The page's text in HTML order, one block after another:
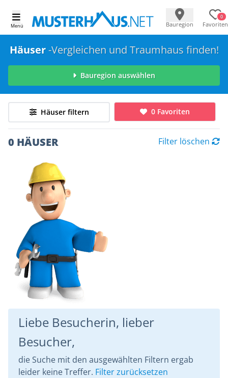
Menü Bauregion
0
Favoriten
Häuser-Vergleichen und Traumhaus finden!
Bauregion auswählen
Häuser filtern 0 Favoriten
0 HÄUSER Filter löschen
Liebe Besucherin, lieber
Besucher,
die Suche mit den ausgewählten Filtern ergab
leider keine Treffer. Filter zurücksetzen